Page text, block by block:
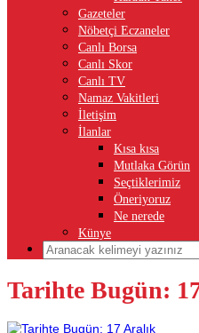
Gazeteler
Nöbetçi Eczaneler
Canlı Borsa
Canlı Skor
Canlı TV
Namaz Vakitleri
İletişim
İlanlar
Kısa kısa
Mutlaka Görün
Seçtiklerimiz
Öneriyoruz
Ne nerede
Künye
Tarihte Bugün: